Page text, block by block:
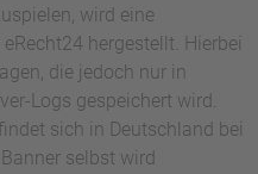
wird eine
hergestellt. Hierbei
die jedoch nur in
Logs gespeichert wird.
sich in Deutschland bei
selbst wird